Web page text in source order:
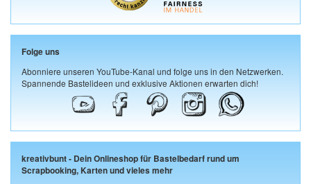
Folge uns
Abonniere unseren YouTube-Kanal und folge uns in den Netzwerken.
Spannende Bastelideen und exklusive Aktionen erwarten dich!
kreativbunt - Dein Onlineshop für Bastelbedarf rund um
Scrapbooking, Karten und vieles mehr